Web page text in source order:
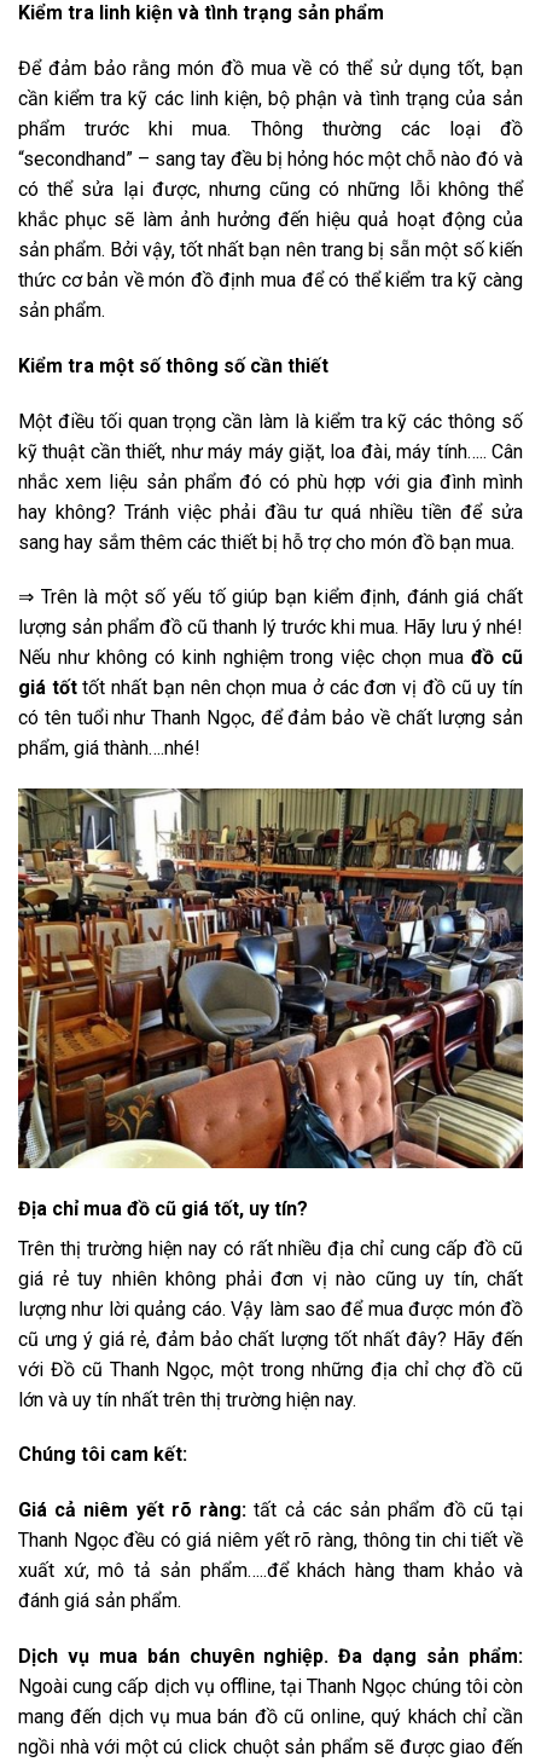
Kiểm tra linh kiện và tình trạng sản phẩm
Để đảm bảo rằng món đồ mua về có thể sử dụng tốt, bạn
cần kiểm tra kỹ các linh kiện, bộ phận và tình trạng của sản
phẩm trước khi mua. Thông thường các loại đồ
“secondhand” – sang tay đều bị hỏng hóc một chỗ nào đó và
có thể sửa lại được, nhưng cũng có những lỗi không thể
khắc phục sẽ làm ảnh hưởng đến hiệu quả hoạt động của
sản phẩm. Bởi vậy, tốt nhất bạn nên trang bị sẵn một số kiến
thức cơ bản về món đồ định mua để có thể kiểm tra kỹ càng
sản phẩm.
Kiểm tra một số thông số cần thiết
Một điều tối quan trọng cần làm là kiểm tra kỹ các thông số
kỹ thuật cần thiết, như máy máy giặt, loa đài, máy tính….. Cân
nhắc xem liệu sản phẩm đó có phù hợp với gia đình mình
hay không? Tránh việc phải đầu tư quá nhiều tiền để sửa
sang hay sắm thêm các thiết bị hỗ trợ cho món đồ bạn mua.
⇒ Trên là một số yếu tố giúp bạn kiểm định, đánh giá chất
lượng sản phẩm đồ cũ thanh lý trước khi mua. Hãy lưu ý nhé!
Nếu như không có kinh nghiệm trong việc chọn muađồ cũ
giá tốttốt nhất bạn nên chọn mua ở các đơn vị đồ cũ uy tín
có tên tuổi như Thanh Ngọc, để đảm bảo về chất lượng sản
phẩm, giá thành….nhé!
Địa chỉ mua đồ cũ giá tốt, uy tín?
Trên thị trường hiện nay có rất nhiều địa chỉ cung cấp đồ cũ
giá rẻ tuy nhiên không phải đơn vị nào cũng uy tín, chất
lượng như lời quảng cáo. Vậy làm sao để mua được món đồ
cũ ưng ý giá rẻ, đảm bảo chất lượng tốt nhất đây? Hãy đến
với Đồ cũ Thanh Ngọc, một trong những địa chỉ chợ đồ cũ
lớn và uy tín nhất trên thị trường hiện nay.
Chúng tôi cam kết:
Giá cả niêm yết rõ ràng: tất cả các sản phẩm đồ cũ tại
Thanh Ngọc đều có giá niêm yết rõ ràng, thông tin chi tiết về
xuất xứ, mô tả sản phẩm…..để khách hàng tham khảo và
đánh giá sản phẩm.
Dịch vụ mua bán chuyên nghiệp. Đa dạng sản phẩm:
Ngoài cung cấp dịch vụ offline, tại Thanh Ngọc chúng tôi còn
mang đến dịch vụ mua bán đồ cũ online, quý khách chỉ cần
ngồi nhà với một cú click chuột sản phẩm sẽ được giao đến